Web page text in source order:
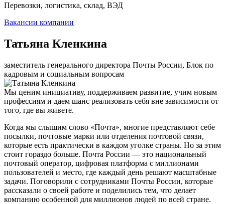
Перевозки, логистика, склад, ВЭД
Вакансии компании
Татьяна Кленкина
заместитель генерального директора Почты России, Блок по
кадровым и социальным вопросам
Мы ценим инициативу, поддерживаем развитие, учим новым
профессиям и даем шанс реализовать себя вне зависимости от
того, где вы живете.
Когда мы слышим слово «Почта», многие представляют себе
посылки, почтовые марки или отделения почтовой связи,
которые есть практически в каждом уголке страны. Но за этим
стоит гораздо больше. Почта России — это национальный
почтовый оператор, цифровая платформа с миллионами
пользователей и место, где каждый день решают масштабные
задачи. Поговорили с сотрудниками Почты России, которые
рассказали о своей работе и поделились тем, что делает
компанию особенной для миллионов людей по всей стране.